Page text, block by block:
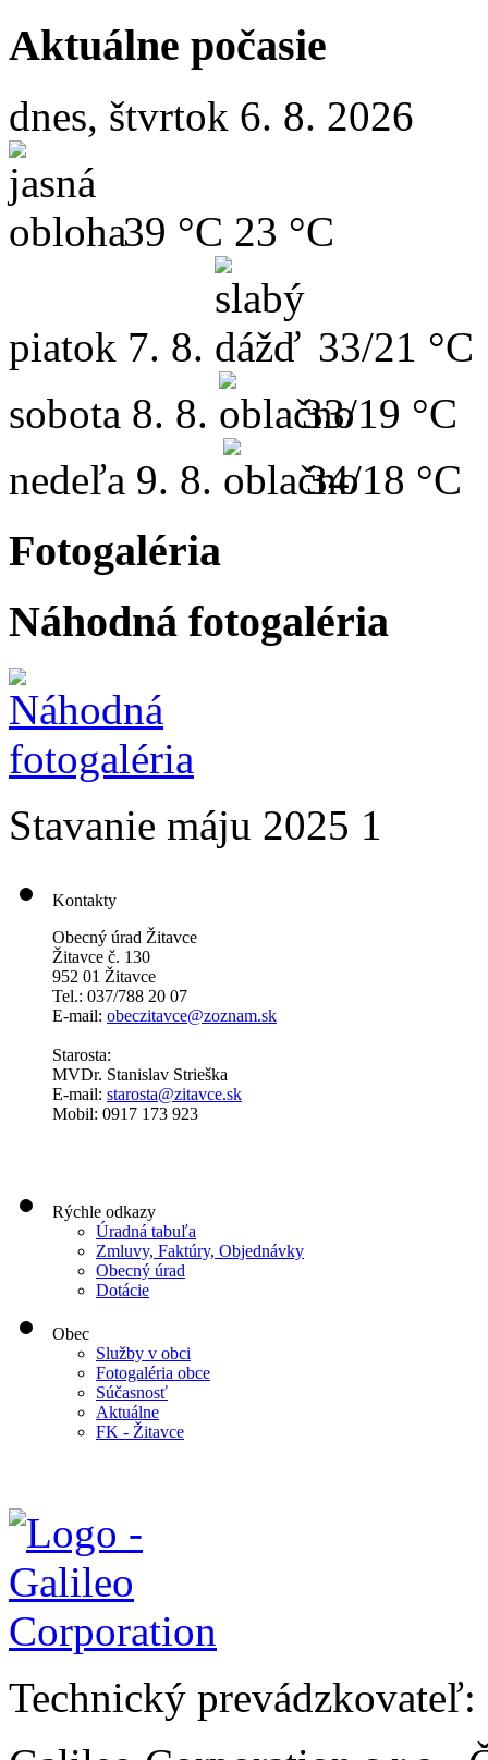
Aktuálne počasie
dnes, štvrtok 6. 8. 2026
39 °C 23 °C
piatok 7. 8.
33/21 °C
sobota 8. 8.
33/19 °C
nedeľa 9. 8. 34/18 °C
Fotogaléria
Náhodná fotogaléria
Stavanie máju 2025 1
Kontakty
Obecný úrad Žitavce
Žitavce č. 130
952 01 Žitavce
Tel.: 037/788 20 07
E-mail: obeczitavce@zoznam.sk
Starosta:
MVDr. Stanislav Strieška
E-mail: starosta@zitavce.sk
Mobil: 0917 173 923
Rýchle odkazy
Úradná tabuľa
Zmluvy, Faktúry, Objednávky
Obecný úrad
Dotácie
Obec
Služby v obci
Fotogaléria obce
Súčasnosť
Aktuálne
FK - Žitavce
Technický prevádzkovateľ: